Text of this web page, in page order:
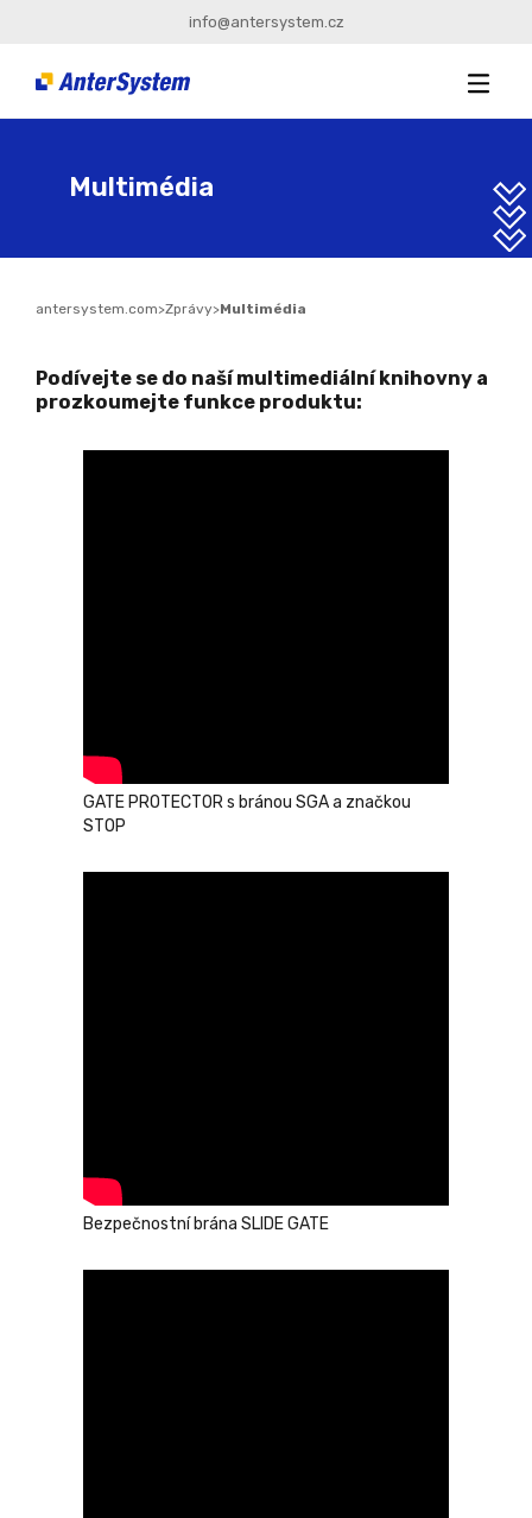
info@antersystem.cz
Multimédia
antersystem.com>Zprávy>Multimédia
Podívejte se do naší multimediální knihovny a
prozkoumejte funkce produktu:
GATE PROTECTOR s bránou SGA a značkou
STOP
Bezpečnostní brána SLIDE GATE